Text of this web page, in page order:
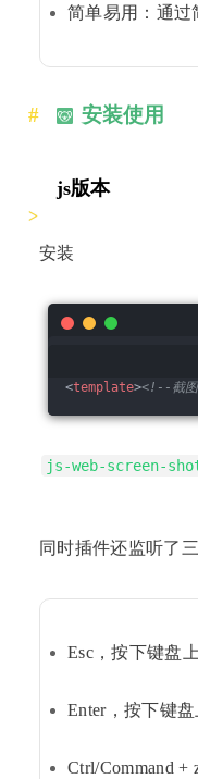
简单易用：通过
安装使用
js版本
安装
<template><!--截
js-web-screen-
同时插件还监听了
Esc，按下键盘
Enter，按下键
Ctrl/Command